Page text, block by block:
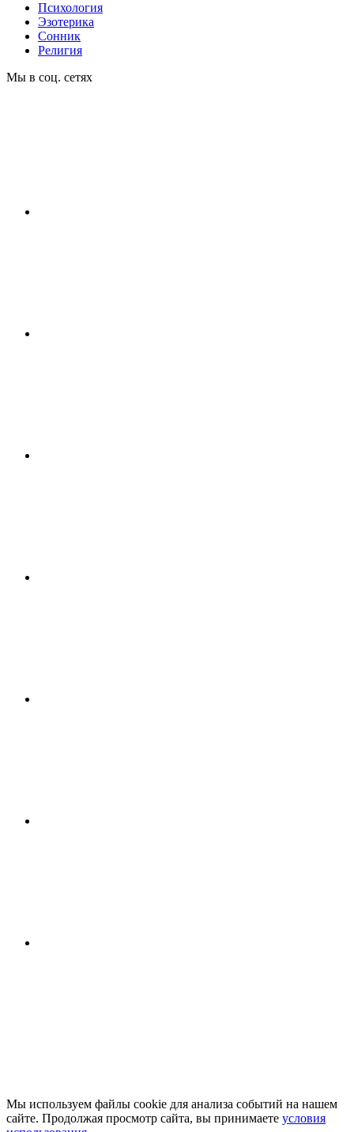
Психология
Эзотерика
Сонник
Религия
Мы в соц. сетях
Мы используем файлы cookie для анализа событий на нашем
сайте. Продолжая просмотр сайта, вы принимаете условия